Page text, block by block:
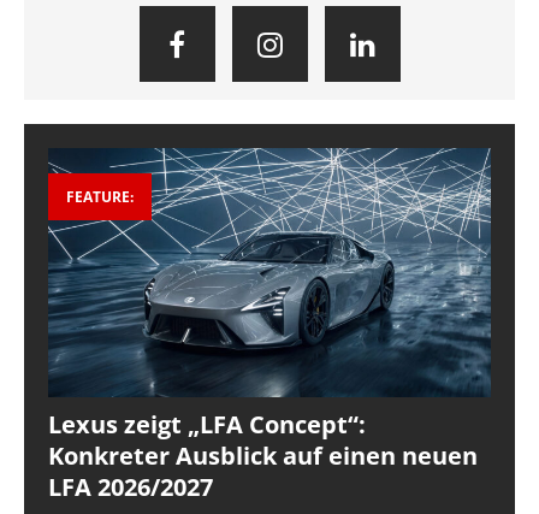
FEATURE:
Lexus zeigt „LFA Concept“:
Konkreter Ausblick auf einen neuen
LFA 2026/2027